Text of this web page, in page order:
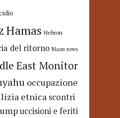
Hamas Hebron
del ritorno Maan news
East Monitor
occupazione
etnica scontri
uccisioni e feriti